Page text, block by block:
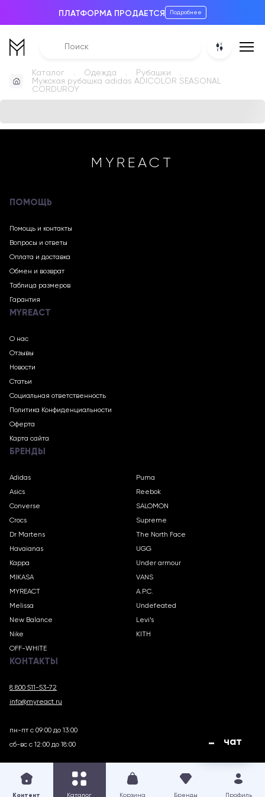
ПЛАТФОРМА ПРОДАЕТСЯ Подробнее
Каталог Одежда
Рубашки
Мужская рубашка adidas ADICOLOR SEASONAL
CORDUROY
MYREACT
ПОМОЩЬ
Помощь и контакты
Вопросы и ответы
Оплата и доставка
Обмен и возврат
Таблица размеров
Гарантия
MYREACT
О нас
Отзывы
Новости
Статьи
Социальная ответственность
Политика Конфиденциальности
Оферта
Карта сайта
БРЕНДЫ
Adidas
Asics
Converse
Crocs
Dr Martens
Havaianas
Kappa
MIKASA
MYREACT
Melissa
New Balance
Nike
OFF-WHITE
Puma
Reebok
SALOMON
Supreme
The North Face
UGG
Under armour
VANS
A.P.C.
Undefeated
Levi’s
KITH
КОНТАКТЫ
8 800 511-53-72
info@myreact.ru
пн-пт с 09:00 до 13:00
сб-вс с 12:00 до 18:00
Контент Каталог Корзина Бренды Профиль
чат